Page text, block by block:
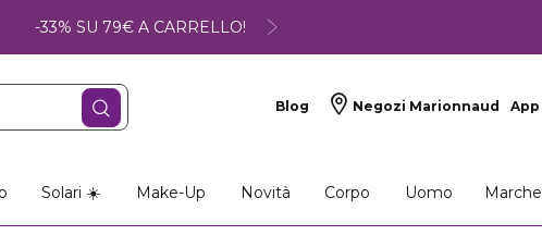
-33% SU 79€ A CARRELLO!
Blog Negozi Marionnaud App
Solari ☀️ Make-Up Novità Corpo Uomo Marche